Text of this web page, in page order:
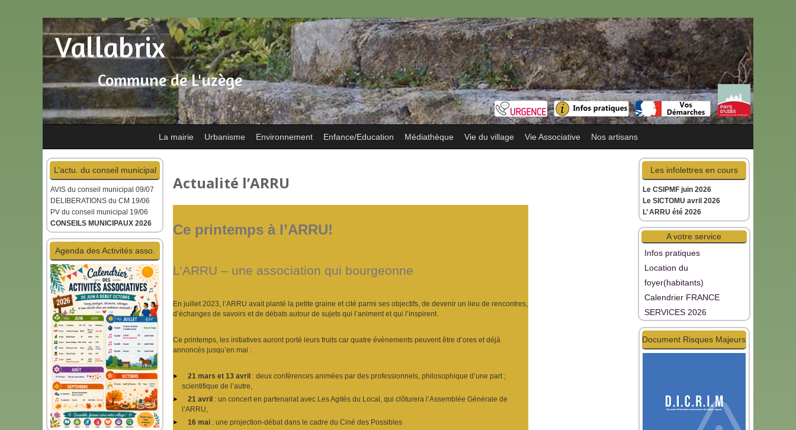
Commune de L'uzège
Vallabrix
La mairie Urbanisme Environnement Enfance/Education Médiathèque Vie du village Vie Associative Nos artisans
L’actu. du conseil municipal
AVIS du conseil municipal 09/07
DELIBERATIONS du CM 19/06
PV du conseil municipal 19/06
CONSEILS MUNICIPAUX 2026
Agenda des Activités asso.
Actualité l’ARRU
Ce printemps à l’ARRU!
L’ARRU – une association qui bourgeonne
En juillet 2023, l’ARRU avait planté la petite graine et cité parmi ses objectifs, de devenir un lieu de rencontres,
d’échanges de savoirs et de débats autour de sujets qui l’animent et qui l’inspirent.
Ce printemps, les initiatives auront porté leurs fruits car quatre évènements peuvent être d’ores et déjà
annoncés jusqu’en mai :
21 mars et 13 avril : deux conférences animées par des professionnels, philosophique d’une part ;
scientifique de l’autre,
21 avril : un concert en partenariat avec Les Agités du Local, qui clôturera l’Assemblée Générale de
l’ARRU,
16 mai : une projection-débat dans le cadre du Ciné des Possibles
Les infolettres en cours
Le CSIPMF juin 2026
Le SICTOMU avril 2026
L’ ARRU été 2026
A votre service
Infos pratiques
Location du
foyer(habitants)
Calendrier FRANCE
SERVICES 2026
Document Risques Majeurs